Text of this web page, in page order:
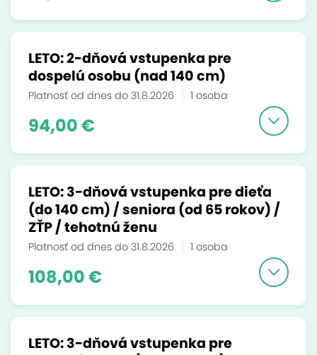
LETO: 2-dňová vstupenka pre
dospelú osobu (nad 140 cm)
Platnosť od dnes do 31.8.2026 1 osoba
94,00 €
LETO: 3-dňová vstupenka pre dieťa
(do 140 cm) / seniora (od 65 rokov) /
ZŤP / tehotnú ženu
Platnosť od dnes do 31.8.2026 1 osoba
108,00 €
LETO: 3-dňová vstupenka pre